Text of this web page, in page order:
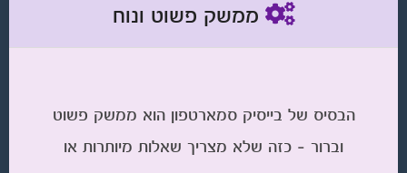
ממשק פשוט ונוח
הבסיס של בייסיק סמארטפון הוא ממשק פשוט
וברור – כזה שלא מצריך שאלות מיותרות או